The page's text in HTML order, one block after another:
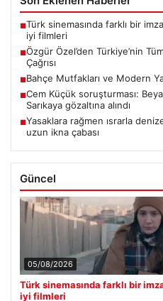
■Türk sinemasında farklı bir
iyi filmleri
■Özgür Özel’den Türkiye’nin
Çağrısı
■Bahçe Mutfakları ve Modern
■Cem Küçük soruşturması:
Sarıkaya gözaltına alındı
■Yasaklara rağmen ısrarla
uzun ikna çabası
Güncel
05/08/2026
Türk sinemasında farklı bir
iyi filmleri